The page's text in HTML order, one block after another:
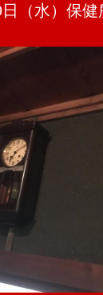
（水）保健